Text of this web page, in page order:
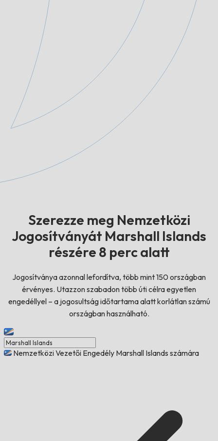
Szerezze meg Nemzetközi
Jogosítványát Marshall Islands
részére 8 perc alatt
Jogosítványa azonnal lefordítva, több mint 150 országban
érvényes. Utazzon szabadon több úti célra egyetlen
engedéllyel – a jogosultság időtartama alatt korlátlan számú
országban használható.
Nemzetközi Vezetői Engedély Marshall Islands számára